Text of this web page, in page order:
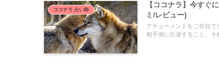
ココナラ 占い師
【ココナラ】今すぐ
ミ/レビュー)
アチューメントをご存知
相手側に伝達すること。そ